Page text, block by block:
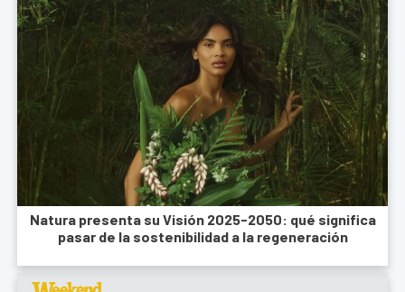
Natura presenta su Visión 2025-2050: qué significa
pasar de la sostenibilidad a la regeneración